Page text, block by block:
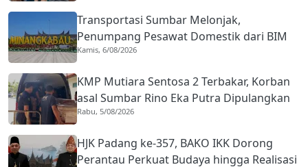
Transportasi Sumbar Melonjak,
Penumpang Pesawat Domestik dari BIM
Naik Hampir 33 Persen
Kamis, 6/08/2026
KMP Mutiara Sentosa 2 Terbakar, Korban
asal Sumbar Rino Eka Putra Dipulangkan
ke Agam
Rabu, 5/08/2026
HJK Padang ke-357, BAKO IKK Dorong
Perantau Perkuat Budaya hingga Realisasi